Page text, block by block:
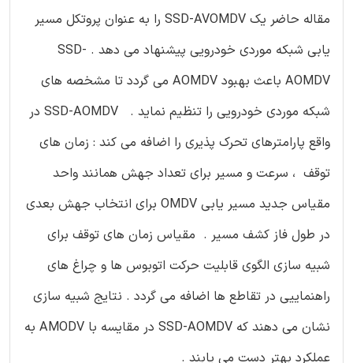
مقاله حاضر یک SSD-AVOMDV را به عنوان پروتکل مسیر
یابی شبکه موردی خودرویی پیشنهاد می دهد . SSD-
AOMDV باعث بهبود AOMDV می گردد تا مشخصه های
شبکه موردی خودرویی را تنظیم نماید . SSD-AOMDV در
واقع پارامترهای تحرک پذیری را اضافه می کند : زمان های
توقف ، سرعت و مسیر برای تعداد جهش همانند واحد
مقیاس جدید مسیر یابی OMDV برای انتخاب جهش بعدی
در طول فاز کشف مسیر . مقیاس زمان های توقف برای
شبیه سازی الگوی قابلیت حرکت اتوبوس ها و چراغ های
راهنماییی در تقاطع ها اضافه می گردد . نتایج شبیه سازی
نشان می دهند که SSD-AOMDV در مقایسه با AMODV به
عملکرد بهتر دست می یابند .